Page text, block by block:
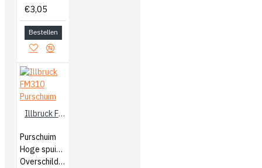
€3,05
Bestellen
Illbruck FM310 Purschuim
Purschuim
Hoge spuitsnelheid
Overschilderbaar